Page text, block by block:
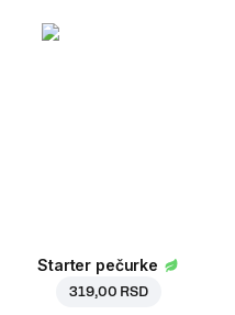
Starter pečurke
319,00 RSD